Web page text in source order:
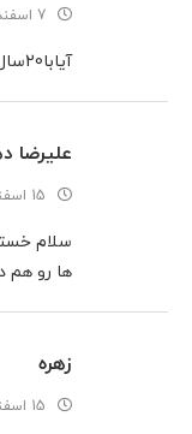
7 اسفند 1399 - 21:55
آیابا20سال‌سابقه‌درنیروهای‌مسلح‌میتوان‌بازنشسته‌شد
علیرضا
15 اسفند 1399 - 13:19
سلام
ها رو هم
زهره
15 اسفند 1399 - 22:46